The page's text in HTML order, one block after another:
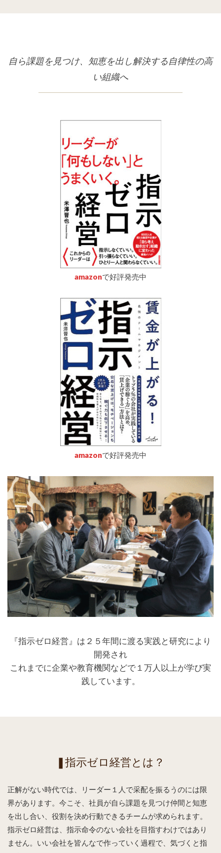
自ら課題を見つけ、知恵を出し解決する自律性の高
い組織へ
amazonで好評発売中
amazonで好評発売中
『指示ゼロ経営』は２５年間に渡る実践と研究により
開発され
これまでに企業や教育機関などで１万人以上が学び実
践しています。
❚指示ゼロ経営とは？
正解がない時代では、リーダー１人で采配を振るうのには限
界があります。今こそ、社員が自ら課題を見つけ仲間と知恵
を出し合い、役割を決め行動できるチームが求められます。
指示ゼロ経営は、指示命令のない会社を目指すわけではあり
ません。いい会社を皆んなで作っていく過程で、気づくと指